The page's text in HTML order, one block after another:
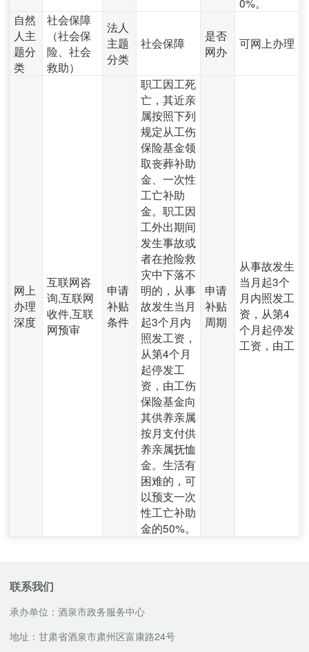
自然
人主
题分
类
社会保障
（社会保
险、社会
救助）
法人
主题
分类
社会保障
是否
网办
可网上办理
网上
办理
深度
互联网咨
询,互联网
收件,互联
网预审
申请
补贴
条件
职工因工死
亡，其近亲
属按照下列
规定从工伤
保险基金领
取丧葬补助
金、一次性
工亡补助
金。职工因
工外出期间
发生事故或
者在抢险救
灾中下落不
明的，从事
故发生当月
起3个月内
照发工资，
从第4个月
起停发工
资，由工伤
保险基金向
其供养亲属
按月支付供
养亲属抚恤
金。生活有
困难的，可
以预支一次
性工亡补助
金的50%。
申请
补贴
周期
从事故发生
当月起3个
月内照发工
资，从第4
个月起停发
工资，由工
联系我们
承办单位：酒泉市政务服务中心
地址：甘肃省酒泉市肃州区富康路24号